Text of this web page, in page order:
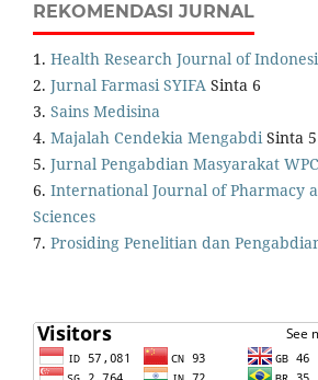
REKOMENDASI JURNAL
1. Health Research Journal of
2. Jurnal Farmasi SYIFA Sinta 6
3. Sains Medisina
4. Majalah Cendekia MengabdiSinta 5
5. Jurnal Pengabdian Masyarakat WPC
6. International Journal of Pharmacy
Sciences
7. Prosiding Penelitian dan